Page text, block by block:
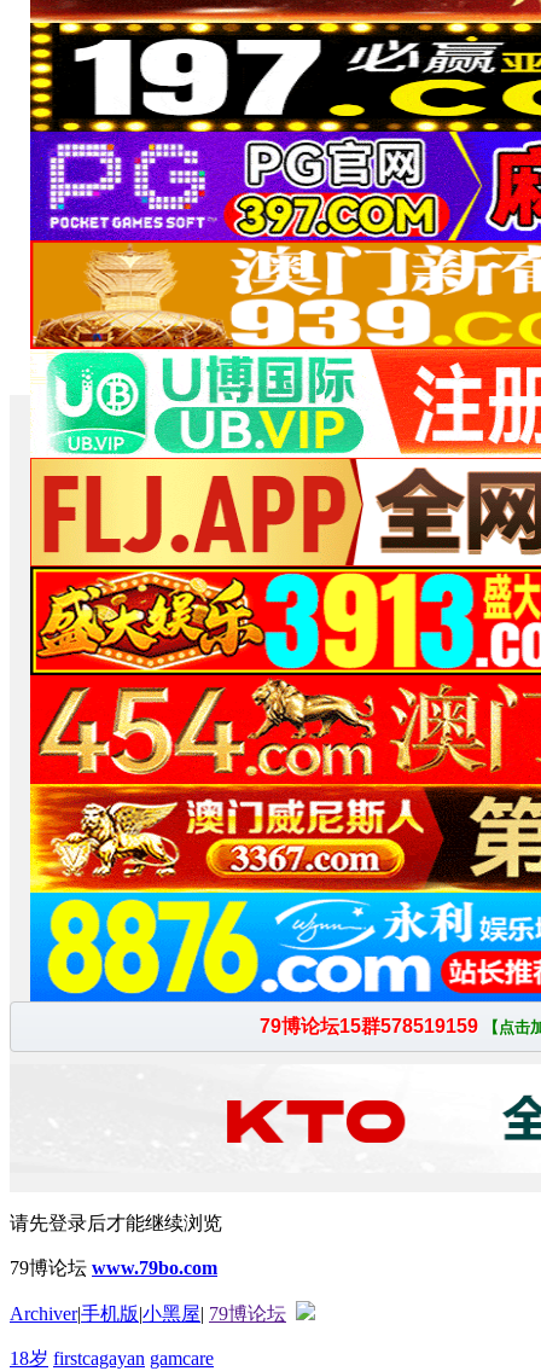
请先登录后才能继续浏览
79博论坛 www.79bo.com
Archiver|手机版|小黑屋| 79博论坛
18岁 firstcagayan gamcare